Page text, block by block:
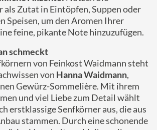
als Zutat in Eintöpfen, Suppen oder
Speisen, um den Aromen Ihrer
feine, pikante Note hinzuzufügen.
schmeckt
von Feinkost Waidmann steht
von Hanna Waidmann,
Gewürz-Sommelière. Mit ihrem
und viel Liebe zum Detail wählt
erstklassige Senfkörner aus, die aus
stammen. Durch eine schonende